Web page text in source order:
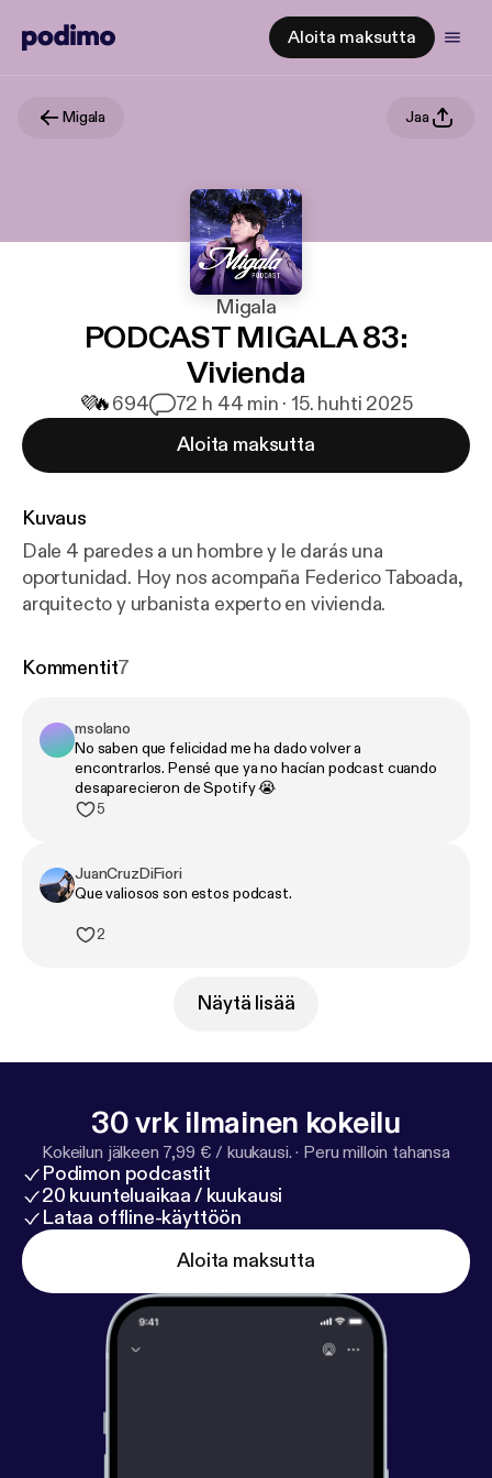
Aloita maksutta
Migala Jaa
Migala
PODCAST MIGALA 83:
Vivienda
💜🔥694 72 h 44 min · 15. huhti 2025
Aloita maksutta
Kuvaus
Dale 4 paredes a un hombre y le darás una
oportunidad. Hoy nos acompaña Federico Taboada,
arquitecto y urbanista experto en vivienda.
Kommentit7
msolano
No saben que felicidad me ha dado volver a
encontrarlos. Pensé que ya no hacían podcast cuando
desaparecieron de Spotify 😭
5
JuanCruzDiFiori
Que valiosos son estos podcast.
2
Näytä lisää
30 vrk ilmainen kokeilu
Kokeilun jälkeen 7,99 € / kuukausi. · Peru milloin tahansa
Podimon podcastit
20 kuunteluaikaa / kuukausi
Lataa offline-käyttöön
Aloita maksutta